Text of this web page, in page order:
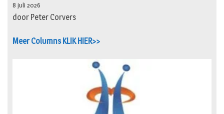
8 juli 2026
door Peter Corvers
Meer Columns KLIK HIER>>